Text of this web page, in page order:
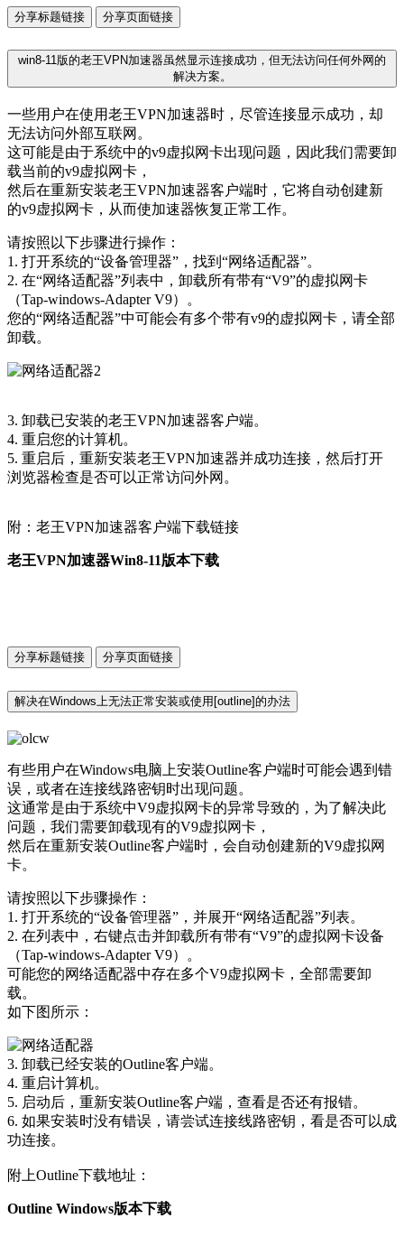
分享标题链接 分享页面链接
win8-11版的老王VPN加速器虽然显示连接成功，但无法访问任何外网的
解决方案。
一些用户在使用老王VPN加速器时，尽管连接显示成功，却
无法访问外部互联网。
这可能是由于系统中的v9虚拟网卡出现问题，因此我们需要卸
载当前的v9虚拟网卡，
然后在重新安装老王VPN加速器客户端时，它将自动创建新
的v9虚拟网卡，从而使加速器恢复正常工作。
请按照以下步骤进行操作：
1. 打开系统的“设备管理器”，找到“网络适配器”。
2. 在“网络适配器”列表中，卸载所有带有“V9”的虚拟网卡
（Tap-windows-Adapter V9）。
您的“网络适配器”中可能会有多个带有v9的虚拟网卡，请全部
卸载。
3. 卸载已安装的老王VPN加速器客户端。
4. 重启您的计算机。
5. 重启后，重新安装老王VPN加速器并成功连接，然后打开
浏览器检查是否可以正常访问外网。
附：老王VPN加速器客户端下载链接
老王VPN加速器Win8-11版本下载
分享标题链接 分享页面链接
解决在Windows上无法正常安装或使用[outline]的办法
有些用户在Windows电脑上安装Outline客户端时可能会遇到错
误，或者在连接线路密钥时出现问题。
这通常是由于系统中V9虚拟网卡的异常导致的，为了解决此
问题，我们需要卸载现有的V9虚拟网卡，
然后在重新安装Outline客户端时，会自动创建新的V9虚拟网
卡。
请按照以下步骤操作：
1. 打开系统的“设备管理器”，并展开“网络适配器”列表。
2. 在列表中，右键点击并卸载所有带有“V9”的虚拟网卡设备
（Tap-windows-Adapter V9）。
可能您的网络适配器中存在多个V9虚拟网卡，全部需要卸
载。
如下图所示：
3. 卸载已经安装的Outline客户端。
4. 重启计算机。
5. 启动后，重新安装Outline客户端，查看是否还有报错。
6. 如果安装时没有错误，请尝试连接线路密钥，看是否可以成
功连接。
附上Outline下载地址：
Outline Windows版本下载